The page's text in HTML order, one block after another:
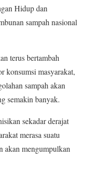
Hidup dan
sampah nasional
terus bertambah
konsumsi masyarakat,
sampah akan
semakin banyak.
sekadar derajat
merasa suatu
akan mengumpulkan